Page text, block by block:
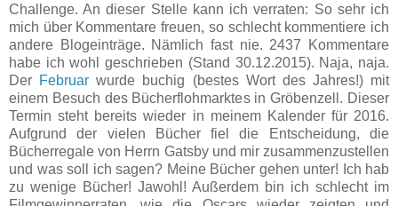
Challenge. An dieser Stelle kann ich verraten: So sehr ich
mich über Kommentare freuen, so schlecht kommentiere ich
andere Blogeinträge. Nämlich fast nie. 2437 Kommentare
habe ich wohl geschrieben (Stand 30.12.2015). Naja, naja.
Der Februar wurde buchig (bestes Wort des Jahres!) mit
einem Besuch des Bücherflohmarktes in Gröbenzell. Dieser
Termin steht bereits wieder in meinem Kalender für 2016.
Aufgrund der vielen Bücher fiel die Entscheidung, die
Bücherregale von Herrn Gatsby und mir zusammenzustellen
und was soll ich sagen? Meine Bücher gehen unter! Ich hab
zu wenige Bücher! Jawohl! Außerdem bin ich schlecht im